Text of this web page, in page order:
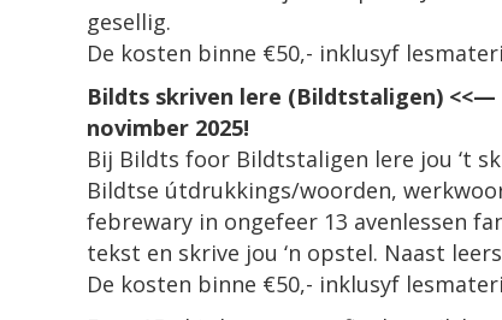
gesellig.
De kosten binne €50,- inklusyf
Bildts skriven lere (Bildtstaligen)
novimber 2025!
Bij Bildts foor Bildtstaligen lere jou ‘t
Bildtse útdrukkings/woorden,
febrewary in ongefeer 13 avenlessen
tekst en skrive jou ‘n opstel. Naast
De kosten binne €50,- inklusyf